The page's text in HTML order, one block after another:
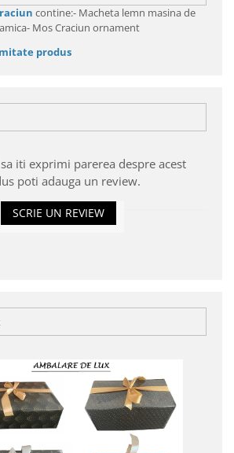
contine:- Macheta lemn masina de
Mos Craciun ornament
produs
iti exprimi parerea despre acest
poti adauga un review.
SCRIE UN REVIEW